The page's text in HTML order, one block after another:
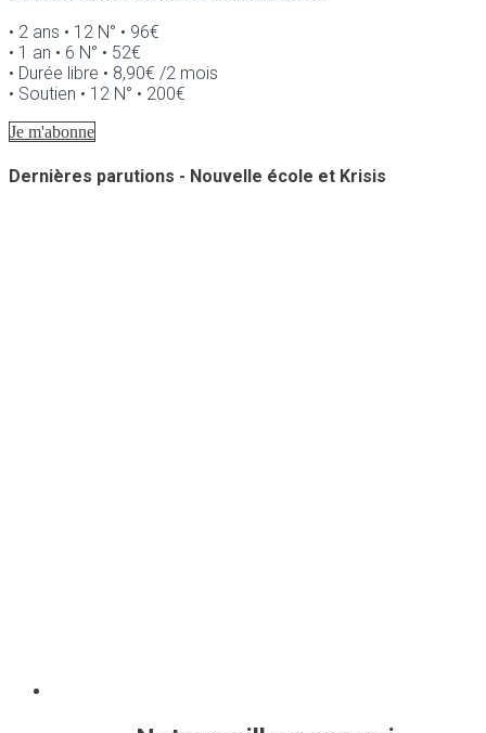
• 2 ans • 12 N° • 96€
• 1 an • 6 N° • 52€
• Durée libre • 8,90€ /2 mois
• Soutien • 12 N° • 200€
Je m'abonne
Dernières parutions - Nouvelle école et Krisis